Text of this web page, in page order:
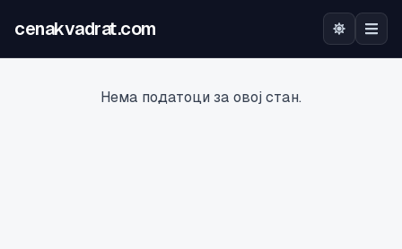
cenakvadrat.com
Нема податоци за овој стан.